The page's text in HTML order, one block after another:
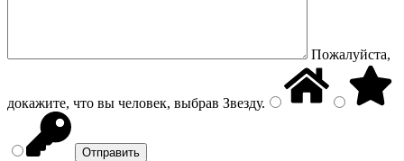
Пожалуйста,
докажите, что вы человек, выбрав Звезду.